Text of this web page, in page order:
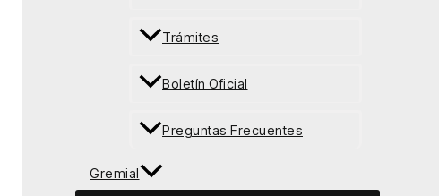
Trámites
Boletín Oficial
Preguntas Frecuentes
Gremial